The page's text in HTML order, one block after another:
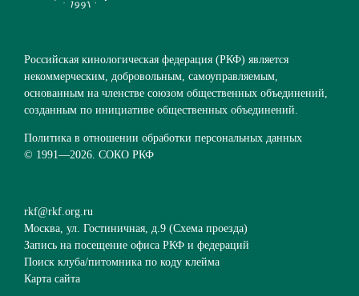
Российская кинологическая федерация (РКФ) является
некоммерческим, добровольным, самоуправляемым,
основанным на членстве союзом общественных объединений,
созданным по инициативе общественных объединений.
Политика в отношении обработки персональных данных
© 1991—2026. СОКО РКФ
rkf@rkf.org.ru
Москва, ул. Гостиничная, д.9 (Схема проезда)
Запись на посещение офиса РКФ и федераций
Поиск клуба/питомника по коду клейма
Карта сайта